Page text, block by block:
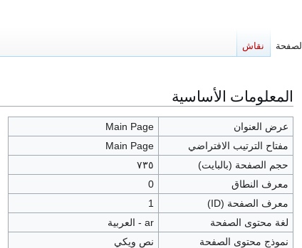
اذهب
إلى
التنقل
اذهب
إلى
البحث
المعلومات الأساسية
عرض العنوان
Main Page
مفتاح الترتيب الافتراضي
Main Page
حجم الصفحة (بالبايت)
٧٣٥
معرف النطاق
0
معرف الصفحة (ID)
1
لغة محتوى الصفحة
ar - العربية
نموذج محتوى الصفحة
نص ويكي
الصفحة نقاش